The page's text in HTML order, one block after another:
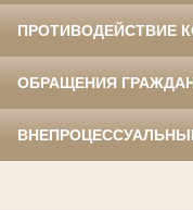
ПРОТИВОДЕЙСТВИЕ
ОБРАЩЕНИЯ